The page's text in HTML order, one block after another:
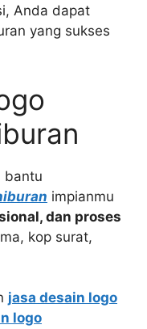
Anda dapat
yang sukses
bantu
impianmu
dan proses
kop surat,
jasa desain logo
logo